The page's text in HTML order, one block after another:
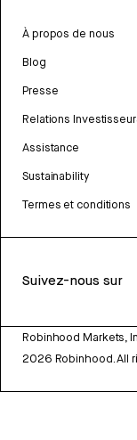
À propos de nous
Blog
Presse
Relations
Assistance
Sustainability
Termes et conditions
Suivez-nous sur
Robinhood Markets,
2026 Robinhood. All